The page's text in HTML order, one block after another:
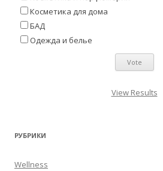
Косметика для дома
БАД
Одежда и белье
View Results
РУБРИКИ
Wellness